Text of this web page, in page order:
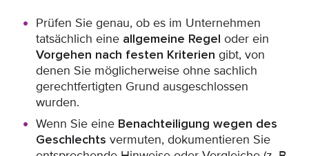
Prüfen Sie genau, ob es im Unternehmen
tatsächlich eine allgemeine Regel oder ein
Vorgehen nach festen Kriterien gibt, von
denen Sie möglicherweise ohne sachlich
gerechtfertigten Grund ausgeschlossen
wurden.
Wenn Sie eine Benachteiligung wegen des
Geschlechts vermuten, dokumentieren Sie